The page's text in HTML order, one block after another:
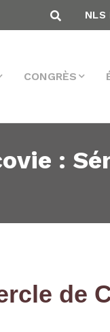
NLS
CONGRÈS
:
de